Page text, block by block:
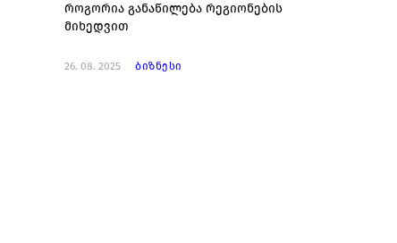
როგორია განაწილება რეგიონების
მიხედვით
26. 08. 2025 ბიზნესი